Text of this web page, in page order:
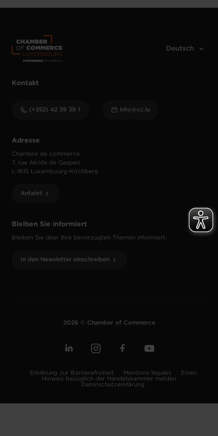
Bleiben Sie informiert
Bleiben Sie über Ihre bevorzugten Themen informiert.
In den Newsletter einschreiben
Adresse
Chambre de commerce
7, rue Alcide de Gasperi
L-1615 Luxembourg-Kirchberg
Anfahrt
Kontakt
(+352) 42 39 39 1 info@cc.lu
2026 © Chamber of Commerce
Erklärung zur Barrierefreiheit Mentions légales
Einen
Hinweis bezüglich der Handelskammer melden
Datenschutzerklärung